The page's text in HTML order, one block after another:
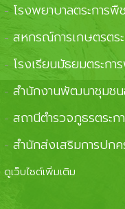
- โรงพยาบาลตระการพื
- สหกรณ์การเกษตรตร
- โรงเรียนมัธยมตระกา
- สำนักงานพัฒนาชุมชน
- สถานีตำรวจภูธรตระ
- สำนักส่งเสริมการปก
ดูเว็บไซต์เพิ่มเติม